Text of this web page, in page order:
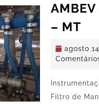
– MT
–
MT
agosto
Filtro de